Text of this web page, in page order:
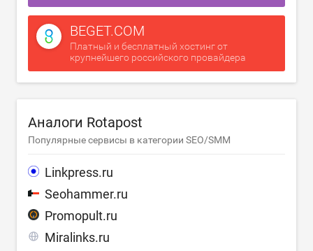
BEGET.COM
Платный и бесплатный хостинг от
крупнейшего российского провайдера
Аналоги Rotapost
Популярные сервисы в категории SEO/SMM
Linkpress.ru
Seohammer.ru
Promopult.ru
Miralinks.ru